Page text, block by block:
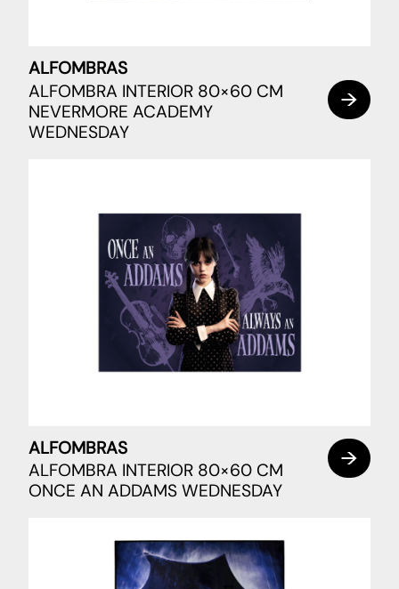
ALFOMBRAS
ALFOMBRA INTERIOR 80×60 CM
NEVERMORE ACADEMY
WEDNESDAY
ALFOMBRAS
ALFOMBRA INTERIOR 80×60 CM
ONCE AN ADDAMS WEDNESDAY